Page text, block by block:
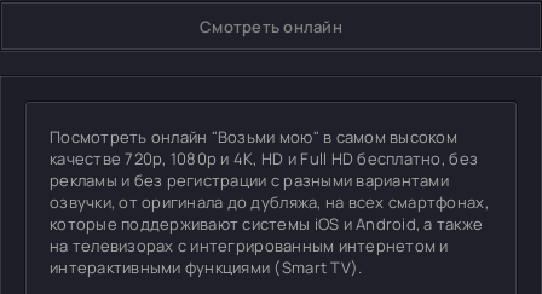
Смотреть онлайн
Посмотреть онлайн "Возьми мою" в самом высоком
качестве 720p, 1080p и 4K, HD и Full HD бесплатно, без
рекламы и без регистрации с разными вариантами
озвучки, от оригинала до дубляжа, на всех смартфонах,
которые поддерживают системы iOS и Android, а также
на телевизорах с интегрированным интернетом и
интерактивными функциями (Smart TV).